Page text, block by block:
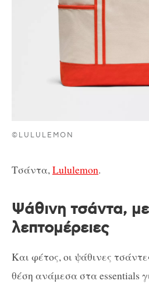
©LULULEMON
Τσάντα,Lululemon.
Ψάθινη τσάντα,
λεπτομέρειες
Και φέτος, οι ψάθινες
θέση ανάμεσα στα essentials